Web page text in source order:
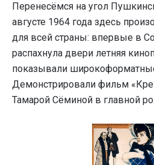
Перенесёмся на угол
августе 1964 года здесь
для всей страны: впервые в
распахнула двери летняя
показывали
Демонстрировали фильм
Тамарой Сёминой в главной